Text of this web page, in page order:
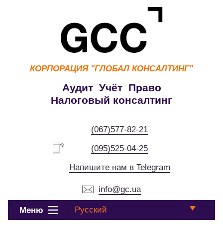
КОРПОРАЦИЯ "ГЛОБАЛ КОНСАЛТИНГ"
Аудит Учёт Право
Налоговый консалтинг
(067)577-82-21
(095)525-04-25
Напишите нам в Telegram
info@gc.ua
Меню Русский